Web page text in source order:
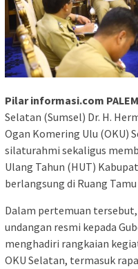
Pilar informasi.com
Selatan (Sumsel) Dr. H.
Ogan Komering Ulu (OKU)
silaturahmi sekaligus
Ulang Tahun (HUT)
berlangsung di Ruang
Dalam pertemuan
undangan resmi kepada
menghadiri rangkaian
OKU Selatan, termasuk